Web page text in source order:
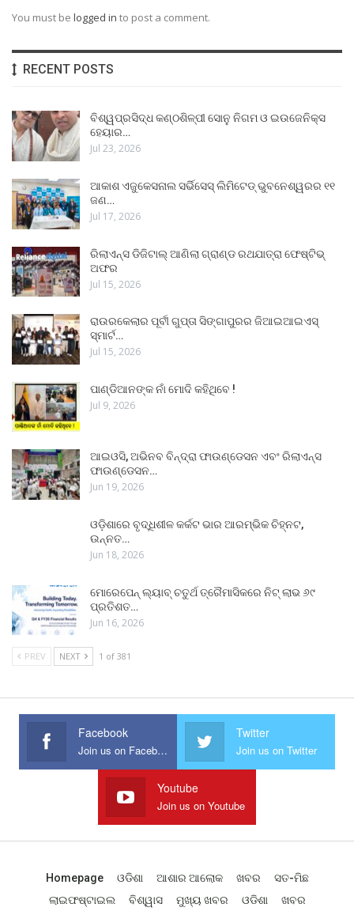
You must be logged in to post a comment.
RECENT POSTS
ବିଶ୍ୱପ୍ରସିଦ୍ଧ କଣ୍ଠଶିଳ୍ପୀ ସୋନୁ ନିଗମ ଓ ଇଉଜେନିକ୍ସ
ହେୟାର…
Jul 23, 2026
ଆକାଶ ଏଜୁକେସନାଲ ସର୍ଭିସେସ୍ ଲିମିଟେଡ୍ ଭୁବନେଶ୍ୱରର ୧୧
ଜଣ…
Jul 17, 2026
ରିଲାଏନ୍ସ ଡିଜିଟାଲ୍ ଆଣିଲା ଗ୍ରାଣ୍ଡ ରଥଯାତ୍ରା ଫେଷ୍ଟିଭ୍
ଅଫର
Jul 15, 2026
ରାଉରକେଲାର ପୂର୍ବୀ ଗୁପ୍ତା ସିଙ୍ଗାପୁରର ଜିଆଇଆଇଏସ୍
ସ୍ମାର୍ଟ…
Jul 15, 2026
ପାଣ୍ଡିଆନଙ୍କ ନାଁ ମୋଦି କହିଥିବେ !
Jul 9, 2026
ଆଇଓସି, ଅଭିନବ ବିନ୍ଦ୍ରା ଫାଉଣ୍ଡେସନ ଏବଂ ରିଲାଏନ୍ସ
ଫାଉଣ୍ଡେସନ…
Jun 19, 2026
ଓଡ଼ିଶାରେ ବୃଦ୍ଧିଶୀଳ କର୍କଟ ଭାର ଆରମ୍ଭିକ ଚିହ୍ନଟ,
ଉନ୍ନତ…
Jun 18, 2026
ମୋରେପେନ୍ ଲ୍ୟାବ୍ ଚତୁର୍ଥ ତ୍ରୈମାସିକରେ ନିଟ୍ ଲାଭ ୬୯
ପ୍ରତିଶତ…
Jun 16, 2026
PREV NEXT 1 of 381
Facebook
Join us on Facebook
Twitter
Join us on Twitter
Youtube
Join us on Youtube
Homepage ଓଡିଶା ଆଶାର ଆଲୋକ ଖବର
ସତ-ମିଛ
ଲାଇଫଷ୍ଟାଇଲ
ବିଶ୍ୱାସ ମୁଖ୍ୟ ଖବର ଓଡିଶା ଖବର